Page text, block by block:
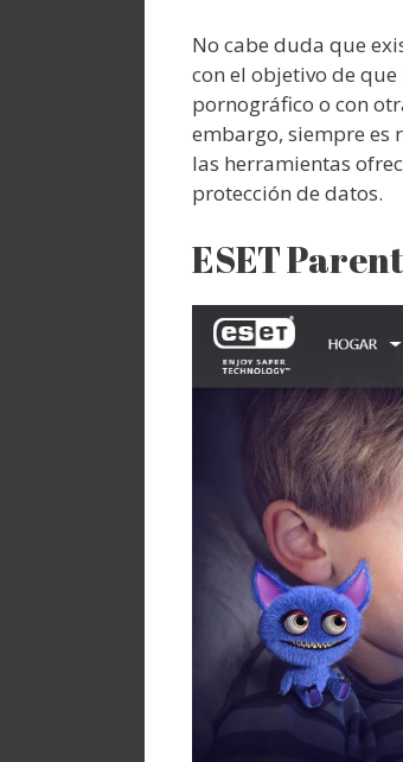
No cabe duda que
con el objetivo de
pornográfico o con
embargo, siempre es
las herramientas
protección de datos.
ESET